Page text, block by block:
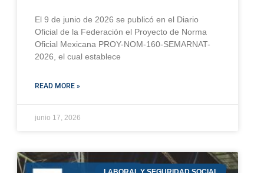
El 9 de junio de 2026 se publicó en el Diario
Oficial de la Federación el Proyecto de Norma
Oficial Mexicana PROY-NOM-160-SEMARNAT-
2026, el cual establece
READ MORE »
junio 17, 2026